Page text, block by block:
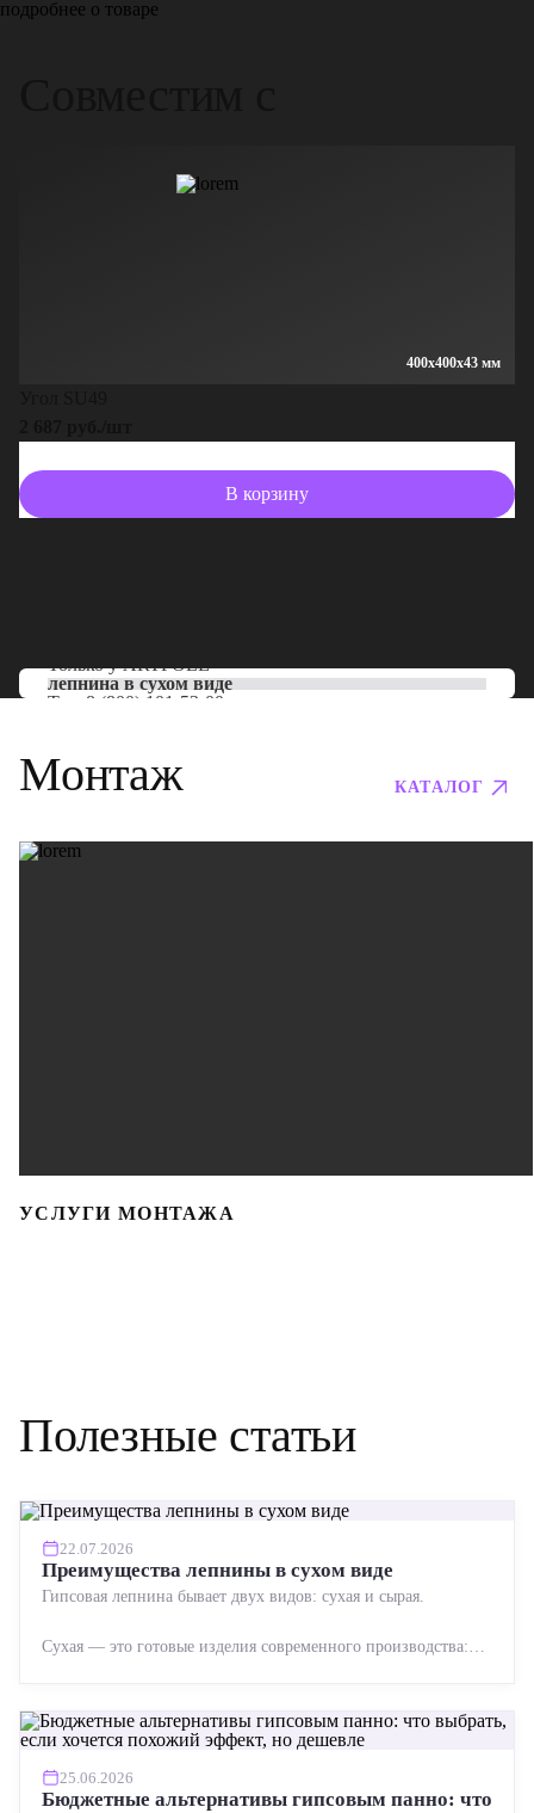
подробнее о товаре
400x400x43 мм
В корзину
Только уARTPOLE
лепнина в сухом виде
Тел: 8 (800) 101-53-00
Монтаж КАТАЛОГ
УСЛУГИ МОНТАЖА
Полезные статьи
22.07.2026
Преимущества лепнины в сухом виде
Гипсовая лепнина бывает двух видов: сухая и сырая.
Сухая — это готовые изделия современного производства:
25.06.2026
Бюджетные альтернативы гипсовым панно: что